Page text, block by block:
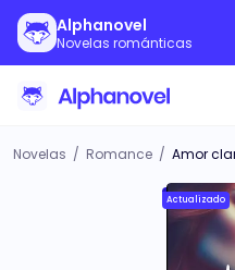
Alphanovel
Novelas románticas
Novelas / Romance / Amor
Actualizado